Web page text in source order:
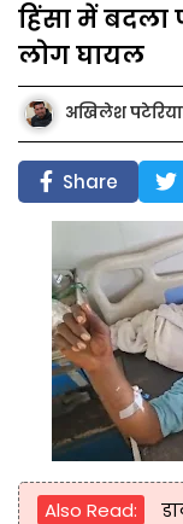
हिंसा में बदला
लोग घायल
अखिलेश पटेरिया
Share
Also Read: